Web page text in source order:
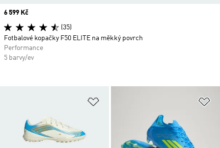
Price
6 599 Kč
(35)
Fotbalové kopačky F50 ELITE na měkký povrch
Performance
5 barvy/ev